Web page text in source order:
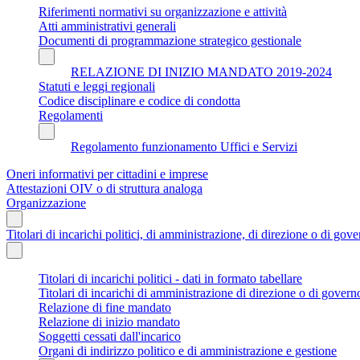
Riferimenti normativi su organizzazione e attività
Atti amministrativi generali
Documenti di programmazione strategico gestionale
RELAZIONE DI INIZIO MANDATO 2019-2024
Statuti e leggi regionali
Codice disciplinare e codice di condotta
Regolamenti
Regolamento funzionamento Uffici e Servizi
Oneri informativi per cittadini e imprese
Attestazioni OIV o di struttura analoga
Organizzazione
Titolari di incarichi politici, di amministrazione, di direzione o di
Titolari di incarichi politici - dati in formato tabellare
Titolari di incarichi di amministrazione di direzione o di
Relazione di fine mandato
Relazione di inizio mandato
Soggetti cessati dall'incarico
Organi di indirizzo politico e di amministrazione e gestione